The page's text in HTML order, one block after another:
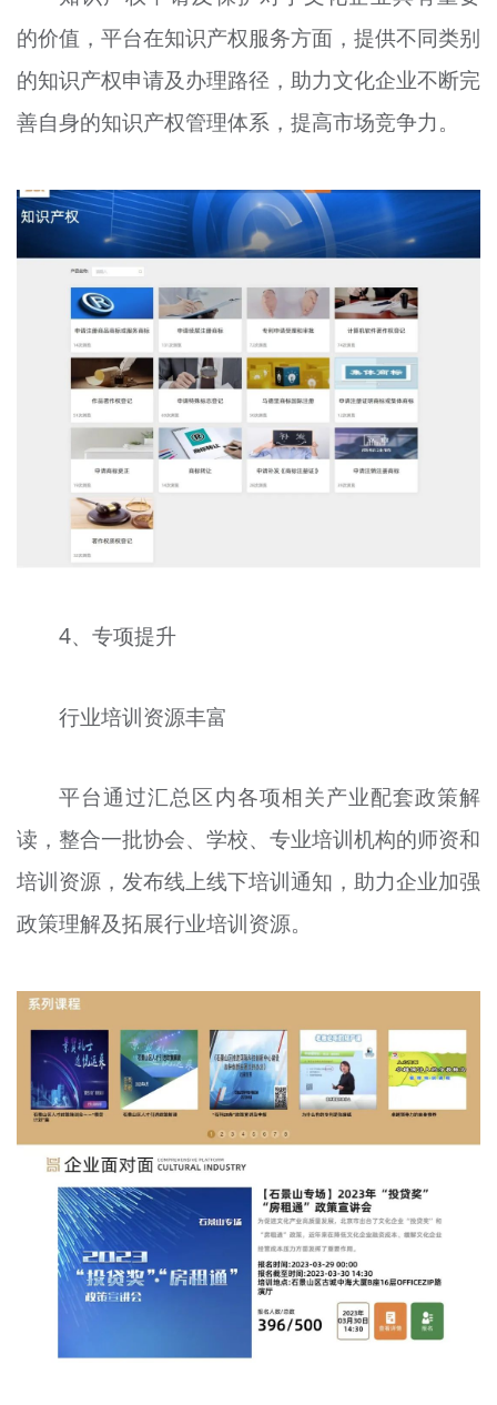
的价值，平台在知识产权服务方面，提供不同类别
的知识产权申请及办理路径，助力文化企业不断完
善自身的知识产权管理体系，提高市场竞争力。
4、专项提升
行业培训资源丰富
平台通过汇总区内各项相关产业配套政策解
读，整合一批协会、学校、专业培训机构的师资和
培训资源，发布线上线下培训通知，助力企业加强
政策理解及拓展行业培训资源。